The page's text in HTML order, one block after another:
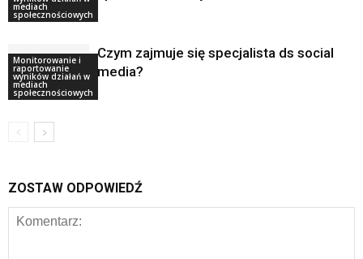
mediach
społecznościowych
Monitorowanie i
raportowanie
wyników działań w
mediach
społecznościowych
Czym zajmuje się specjalista ds social
media?
ZOSTAW ODPOWIEDŹ